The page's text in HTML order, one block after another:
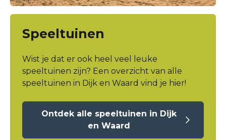
Speeltuinen
Wist je dat er ook heel veel leuke
speeltuinen zijn? Een overzicht van alle
speeltuinen in Dijk en Waard vind je hier!
Ontdek alle speeltuinen in Dijk
en Waard